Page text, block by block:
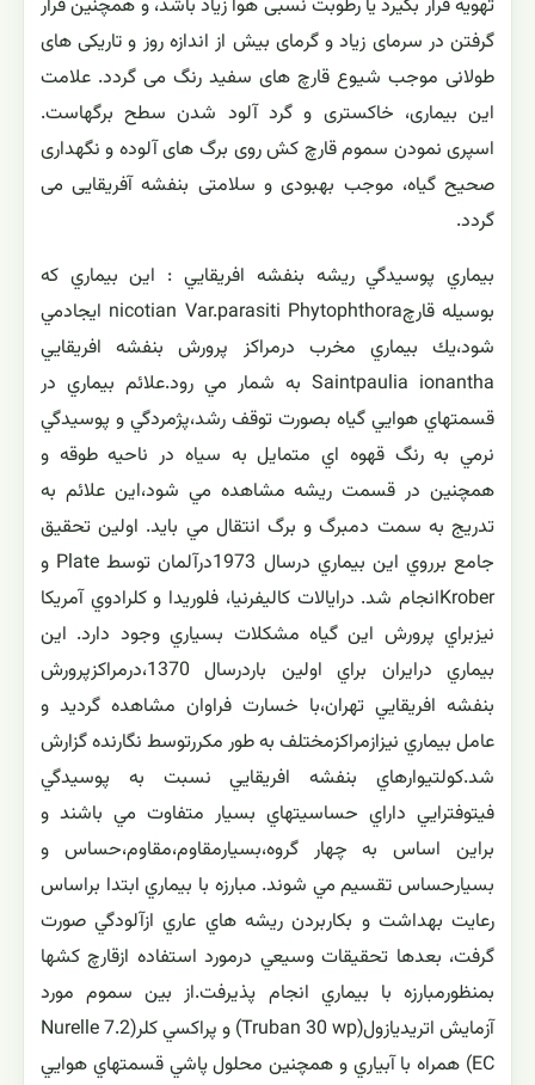
تهویه قرار بگیرد یا رطوبت نسبی هوا زیاد باشد، و همچنین قرار
گرفتن در سرمای زیاد و گرمای بیش از اندازه روز و تاریكی های
طولانی موجب شیوع قارچ های سفید رنگ می گردد. علامت
این بیماری، خاكستری و گرد آلود شدن سطح برگهاست.
اسپری نمودن سموم قارچ كش روی برگ های آلوده و نگهداری
صحیح گیاه، موجب بهبودی و سلامتی بنفشه آفریقایی می
گردد.
بيماري پوسيدگي ريشه بنفشه افريقايي : اين بيماري كه
بوسيله قارچnicotian Var.parasiti Phytophthora ايجادمي
شود،يك بيماري مخرب درمراكز پرورش بنفشه افريقايي
Saintpaulia ionantha به شمار مي رود.علائم بيماري در
قسمتهاي هوايي گياه بصورت توقف رشد،پژمردگي و پوسيدگي
نرمي به رنگ قهوه اي متمايل به سياه در ناحيه طوقه و
همچنين در قسمت ريشه مشاهده مي شود،اين علائم به
تدريج به سمت دمبرگ و برگ انتقال مي بايد. اولين تحقيق
جامع برروي اين بيماري درسال 1973درآلمان توسط Plate و
Kroberانجام شد. درايالات كاليفرنيا، فلوريدا و كلرادوي آمريكا
نيزبراي پرورش اين گياه مشكلات بسياري وجود دارد. اين
بيماري درايران براي اولين باردرسال 1370،درمراكزپرورش
بنفشه افريقايي تهران،با خسارت فراوان مشاهده گرديد و
عامل بيماري نيزازمراكزمختلف به طور مكررتوسط نگارنده گزارش
شد.كولتيوارهاي بنفشه افريقايي نسبت به پوسيدگي
فيتوفترايي داراي حساسيتهاي بسيار متفاوت مي باشند و
براين اساس به چهار گروه،بسيارمقاوم،مقاوم،حساس و
بسيارحساس تقسيم مي شوند. مبارزه با بيماري ابتدا براساس
رعايت بهداشت و بكاربردن ريشه هاي عاري ازآلودگي صورت
گرفت، بعدها تحقيقات وسيعي درمورد استفاده ازقارچ كشها
بمنظورمبارزه با بيماري انجام پذيرفت.از بين سموم مورد
آزمايش اتريديازول(Truban 30 wp) و پراكسي كلر(Nurelle 7.2
EC) همراه با آبياري و همچنين محلول پاشي قسمتهاي هوايي